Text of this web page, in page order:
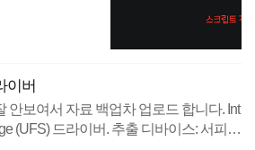
이버
안보여서 자료 백업차 업로드 합니다. Int
(UFS) 드라이버. 추출 디바이스: 서피스